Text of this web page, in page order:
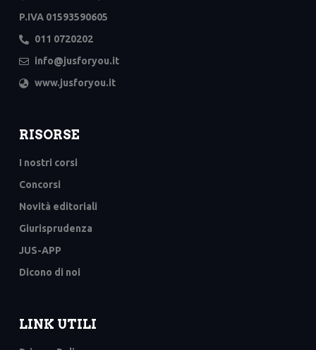
P.IVA 01593590605
011 0720202
info@jusforyou.it
www.jusforyou.it
RISORSE
I nostri corsi
Concorsi
Novità editoriali
Giurisprudenza
JUS-APP
Dicono di noi
LINK UTILI